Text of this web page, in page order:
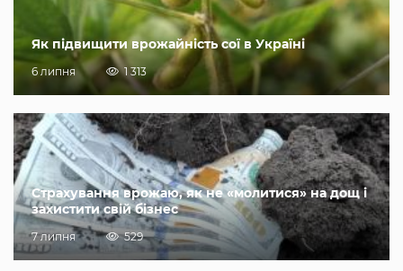
Як підвищити врожайність сої в Україні
6 липня 1 313
Страхування врожаю, як не «молитися» на дощ і
захистити свій бізнес
7 липня 529